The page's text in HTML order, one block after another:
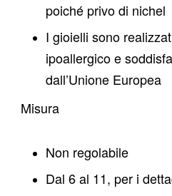
poiché privo di nichel
I gioielli sono
ipoallergico e
dall’Unione Europea
Misura
Non regolabile
Dal 6 al 11, per i